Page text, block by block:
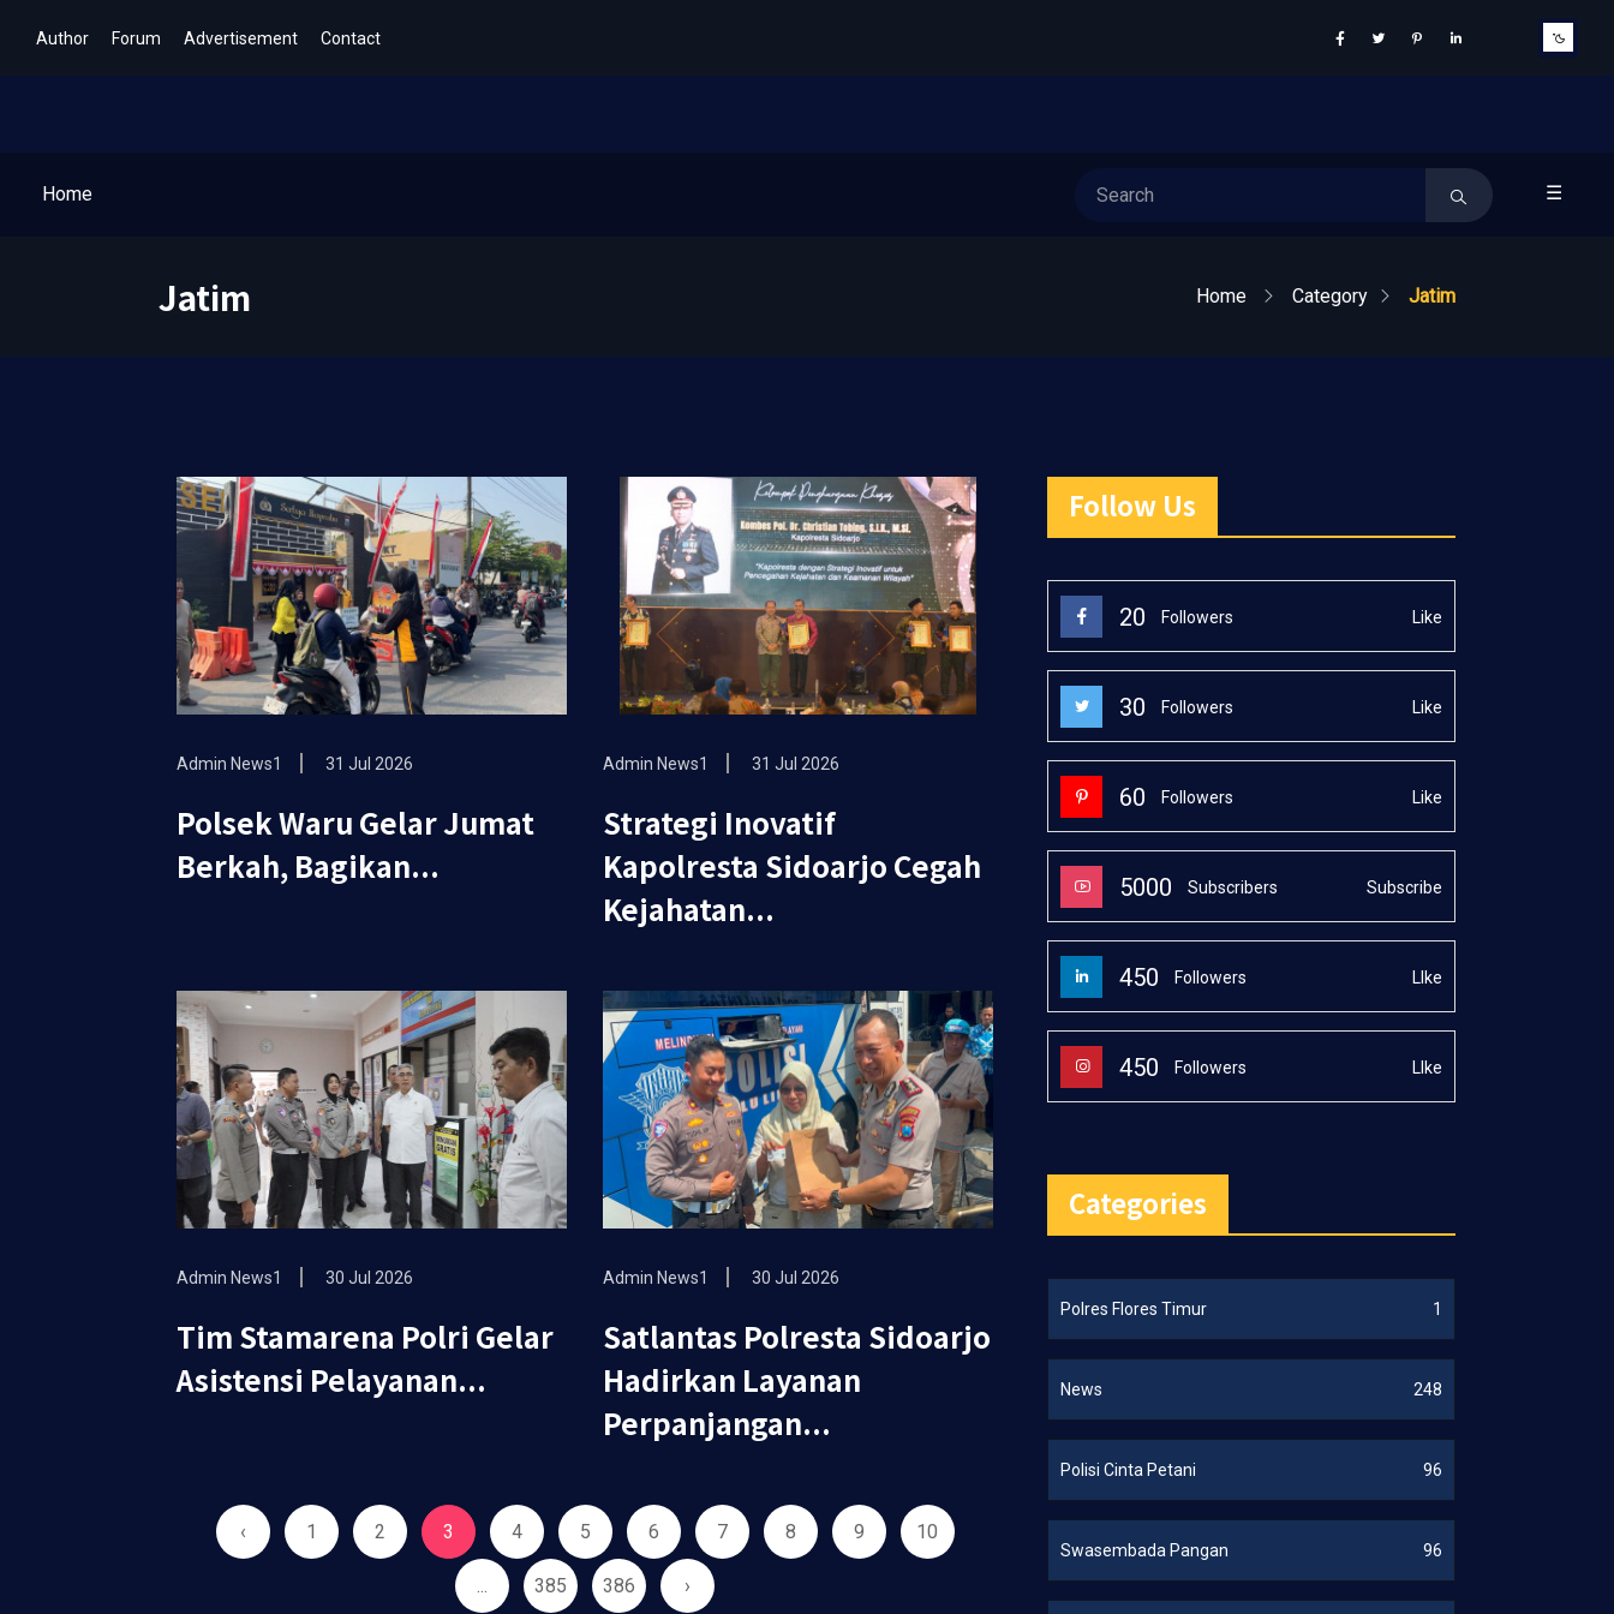
Author Forum Advertisement Contact
Home ☰
Jatim Home Category Jatim
Admin News1 31 Jul 2026
Polsek Waru Gelar Jumat
Berkah, Bagikan...
Admin News1 31 Jul 2026
Strategi Inovatif
Kapolresta Sidoarjo Cegah
Kejahatan...
Admin News1 30 Jul 2026
Tim Stamarena Polri Gelar
Asistensi Pelayanan...
Admin News1 30 Jul 2026
Satlantas Polresta Sidoarjo
Hadirkan Layanan
Perpanjangan...
‹ 1 2 3 4 5 6 7 8 9 10
... 385 386 ›
Follow Us
20 Followers Like
30 Followers Like
60 Followers Like
5000 Subscribers Subscribe
450 Followers LIke
450 Followers LIke
Categories
Polres Flores Timur 1
News 248
Polisi Cinta Petani 96
Swasembada Pangan 96